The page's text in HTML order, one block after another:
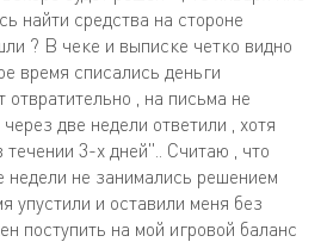
найти средства на стороне
? В чеке и выписке четко видно
время списались деньги
отвратительно , на письма не
две недели ответили , хотя
3-х дней".. Считаю , что
недели не занимались решением
упустили и оставили меня без
поступить на мой игровой баланс